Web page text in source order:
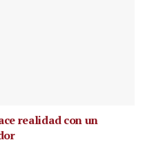
realidad con un